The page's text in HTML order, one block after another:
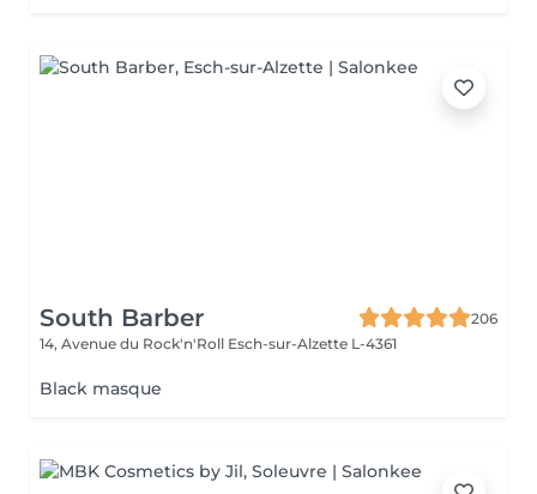
South Barber
206
14, Avenue du Rock'n'Roll Esch-sur-Alzette L-4361
Black masque